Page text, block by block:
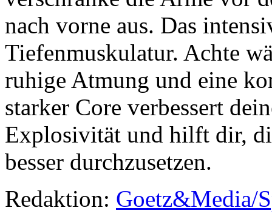
nach vorne aus. Das
Tiefenmuskulatur. Achte
ruhige Atmung und eine
starker Core verbessert
Explosivität und hilft dir,
besser durchzusetzen.
Redaktion: Goetz&Media/